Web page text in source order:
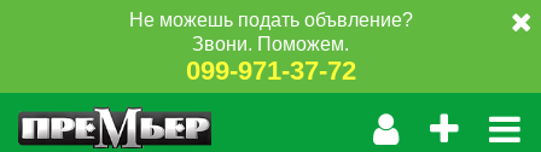
Не можешь подать объвление?
Звони. Поможем.
099-971-37-72